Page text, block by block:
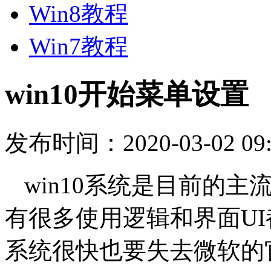
Win8教程
Win7教程
win10开始菜单设置
发布时间：2020-03-02
win10系统是目前的主
有很多使用逻辑和界面
系统很快也要失去微软